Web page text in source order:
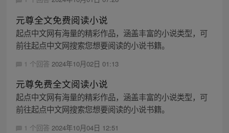
元尊全文免费阅读小说
起点中文网有海量的精彩作品，涵盖丰富的小说类型，可
前往起点中文网搜索您想要阅读的小说书籍。
1 个回答 2024年10月02日 01:13
元尊免费全文阅读小说
起点中文网有海量的精彩作品，涵盖丰富的小说类型，可
前往起点中文网搜索您想要阅读的小说书籍。
1 个回答 2024年10月04日 12:51